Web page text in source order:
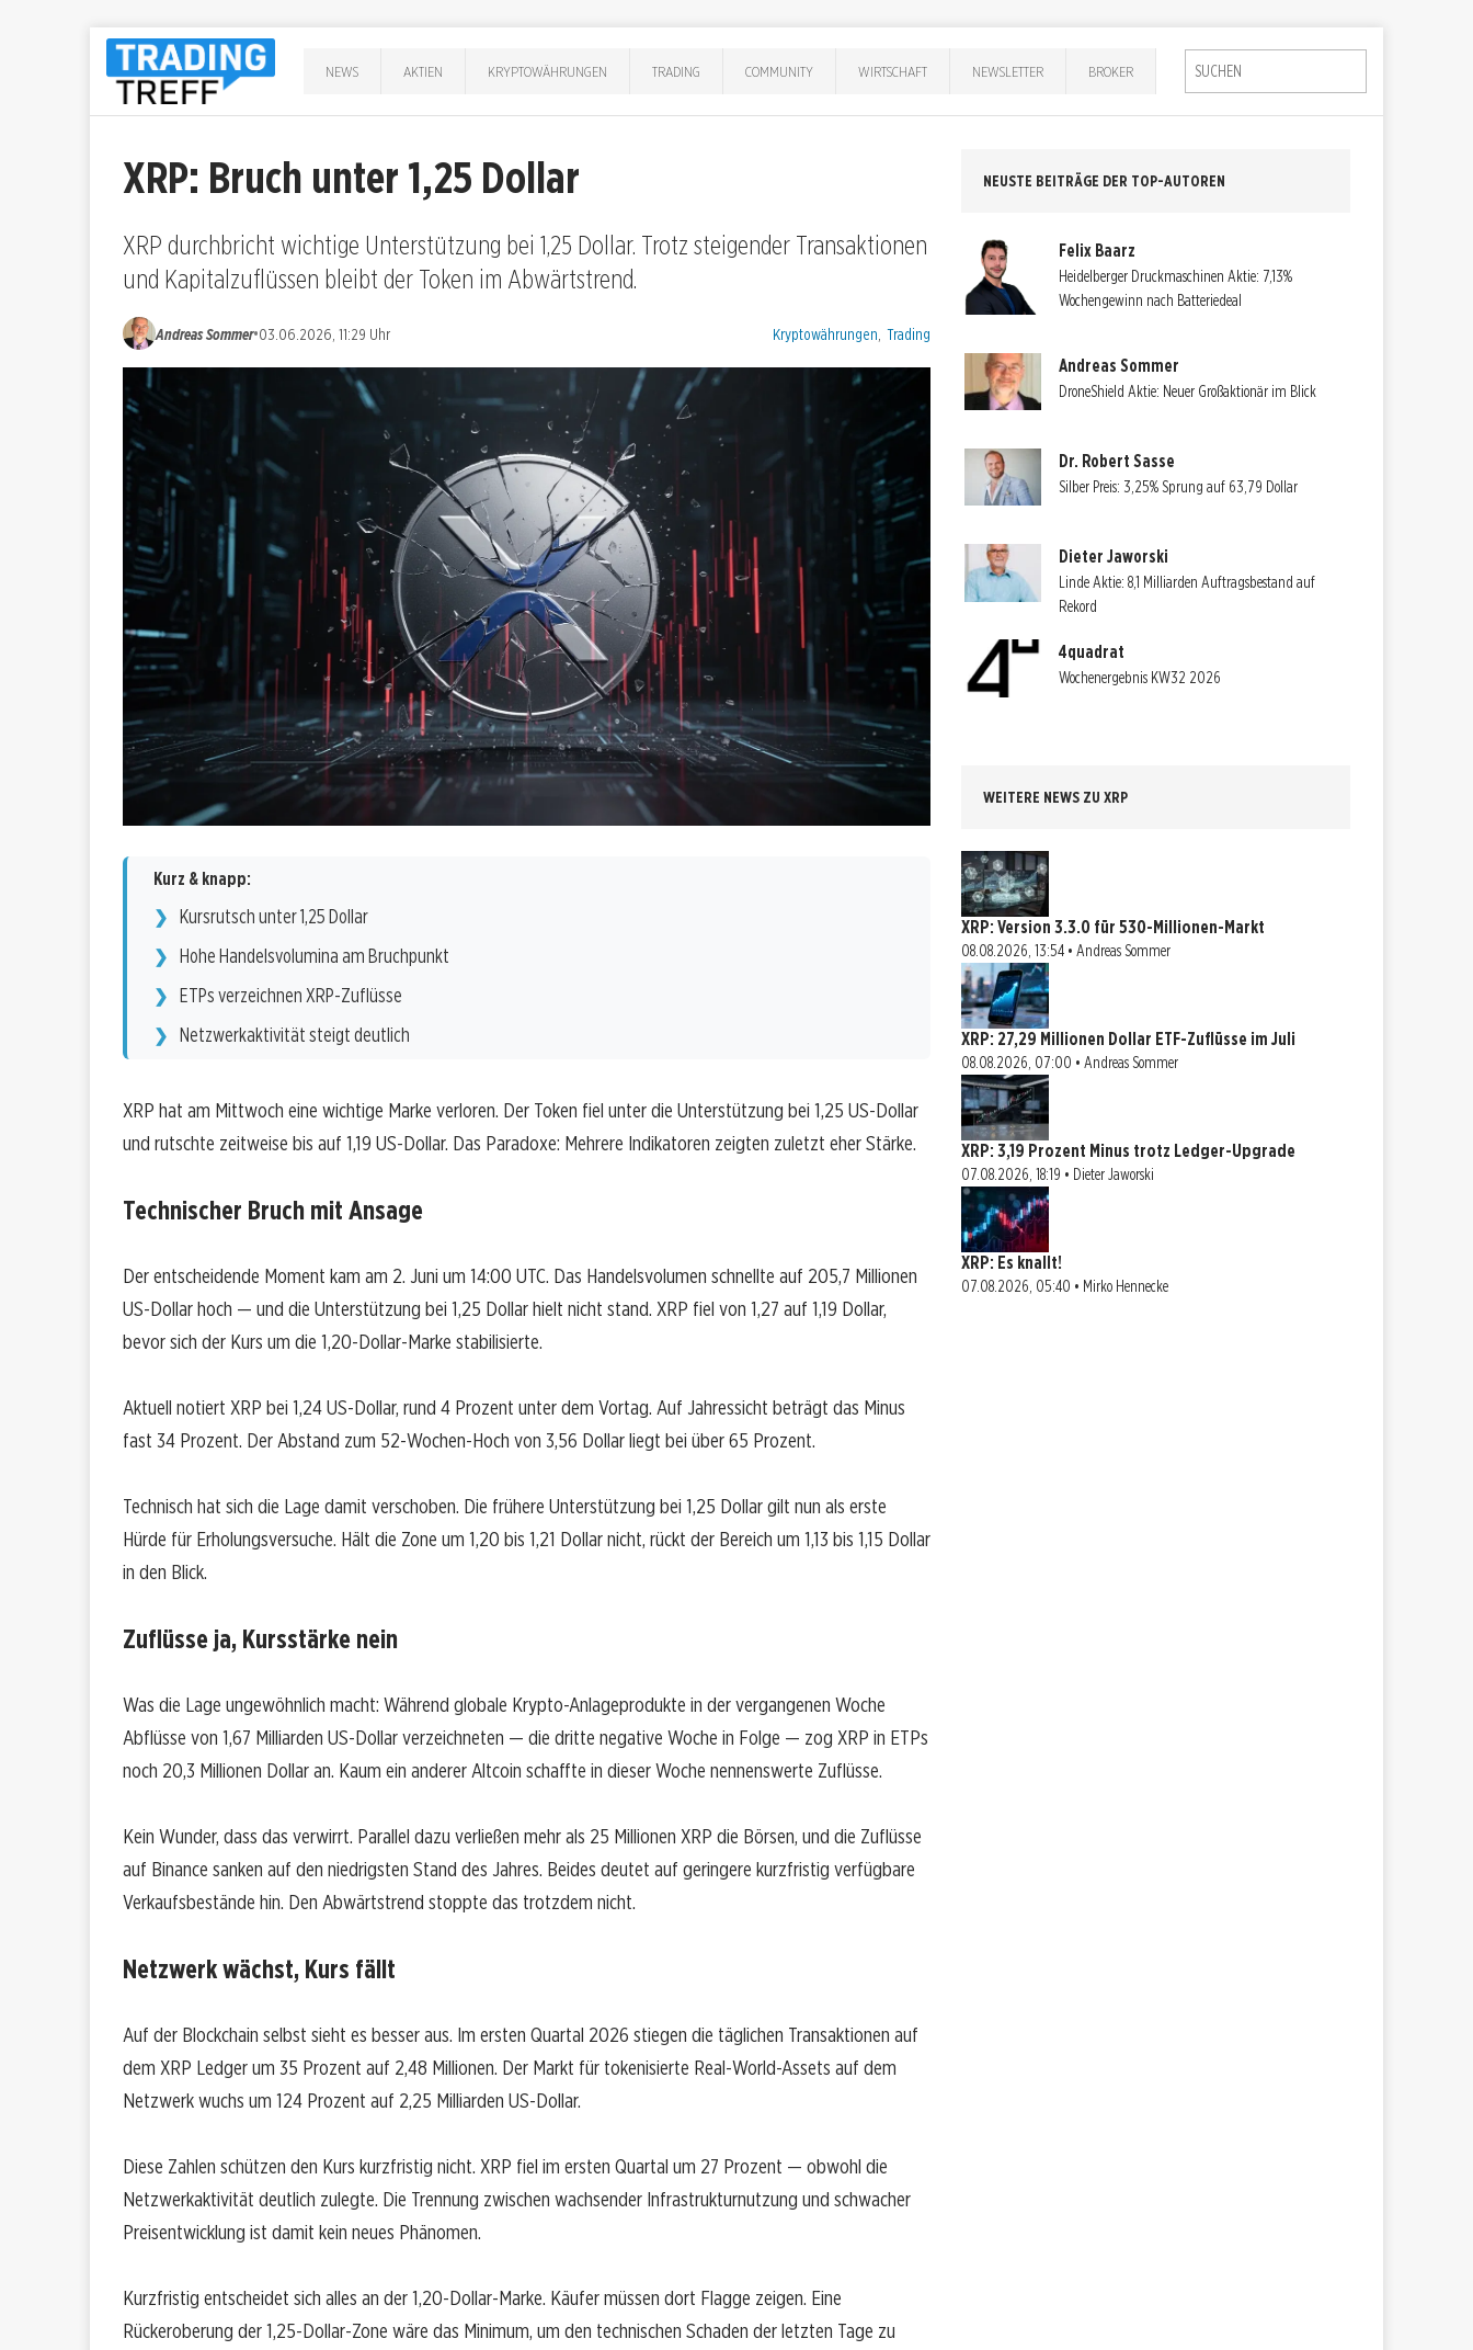
NEWS AKTIEN KRYPTOWÄHRUNGEN TRADING COMMUNITY WIRTSCHAFT NEWSLETTER BROKER
XRP: Bruch unter 1,25 Dollar
XRP durchbricht wichtige Unterstützung bei 1,25 Dollar. Trotz steigender Transaktionen
und Kapitalzuflüssen bleibt der Token im Abwärtstrend.
Andreas Sommer•03.06.2026, 11:29 Uhr Kategorien:
Kryptowährungen Trading
Kurz & knapp:
Kursrutsch unter 1,25 Dollar
Hohe Handelsvolumina am Bruchpunkt
ETPs verzeichnen XRP-Zuflüsse
Netzwerkaktivität steigt deutlich
XRP hat am Mittwoch eine wichtige Marke verloren. Der Token fiel unter die Unterstützung bei 1,25 US-Dollar
und rutschte zeitweise bis auf 1,19 US-Dollar. Das Paradoxe: Mehrere Indikatoren zeigten zuletzt eher Stärke.
Technischer Bruch mit Ansage
Der entscheidende Moment kam am 2. Juni um 14:00 UTC. Das Handelsvolumen schnellte auf 205,7 Millionen
US-Dollar hoch — und die Unterstützung bei 1,25 Dollar hielt nicht stand. XRP fiel von 1,27 auf 1,19 Dollar,
bevor sich der Kurs um die 1,20-Dollar-Marke stabilisierte.
Aktuell notiert XRP bei 1,24 US-Dollar, rund 4 Prozent unter dem Vortag. Auf Jahressicht beträgt das Minus
fast 34 Prozent. Der Abstand zum 52-Wochen-Hoch von 3,56 Dollar liegt bei über 65 Prozent.
Technisch hat sich die Lage damit verschoben. Die frühere Unterstützung bei 1,25 Dollar gilt nun als erste
Hürde für Erholungsversuche. Hält die Zone um 1,20 bis 1,21 Dollar nicht, rückt der Bereich um 1,13 bis 1,15 Dollar
in den Blick.
Zuflüsse ja, Kursstärke nein
Was die Lage ungewöhnlich macht: Während globale Krypto-Anlageprodukte in der vergangenen Woche
Abflüsse von 1,67 Milliarden US-Dollar verzeichneten — die dritte negative Woche in Folge — zog XRP in ETPs
noch 20,3 Millionen Dollar an. Kaum ein anderer Altcoin schaffte in dieser Woche nennenswerte Zuflüsse.
Kein Wunder, dass das verwirrt. Parallel dazu verließen mehr als 25 Millionen XRP die Börsen, und die Zuflüsse
auf Binance sanken auf den niedrigsten Stand des Jahres. Beides deutet auf geringere kurzfristig verfügbare
Verkaufsbestände hin. Den Abwärtstrend stoppte das trotzdem nicht.
Netzwerk wächst, Kurs fällt
Auf der Blockchain selbst sieht es besser aus. Im ersten Quartal 2026 stiegen die täglichen Transaktionen auf
dem XRP Ledger um 35 Prozent auf 2,48 Millionen. Der Markt für tokenisierte Real-World-Assets auf dem
Netzwerk wuchs um 124 Prozent auf 2,25 Milliarden US-Dollar.
Diese Zahlen schützen den Kurs kurzfristig nicht. XRP fiel im ersten Quartal um 27 Prozent — obwohl die
Netzwerkaktivität deutlich zulegte. Die Trennung zwischen wachsender Infrastrukturnutzung und schwacher
Preisentwicklung ist damit kein neues Phänomen.
Kurzfristig entscheidet sich alles an der 1,20-Dollar-Marke. Käufer müssen dort Flagge zeigen. Eine
Rückeroberung der 1,25-Dollar-Zone wäre das Minimum, um den technischen Schaden der letzten Tage zu
NEUSTE BEITRÄGE DER TOP-AUTOREN
Felix Baarz
Heidelberger Druckmaschinen Aktie: 7,13%
Wochengewinn nach Batteriedeal
Andreas Sommer
DroneShield Aktie: Neuer Großaktionär im Blick
Dr. Robert Sasse
Silber Preis: 3,25% Sprung auf 63,79 Dollar
Dieter Jaworski
Linde Aktie: 8,1 Milliarden Auftragsbestand auf
Rekord
4quadrat
Wochenergebnis KW32 2026
WEITERE NEWS ZU XRP
XRP: Version 3.3.0 für 530-Millionen-Markt
08.08.2026, 13:54 • Andreas Sommer
XRP: 27,29 Millionen Dollar ETF-Zuflüsse im Juli
08.08.2026, 07:00 • Andreas Sommer
XRP: 3,19 Prozent Minus trotz Ledger-Upgrade
07.08.2026, 18:19 • Dieter Jaworski
XRP: Es knallt!
07.08.2026, 05:40 • Mirko Hennecke